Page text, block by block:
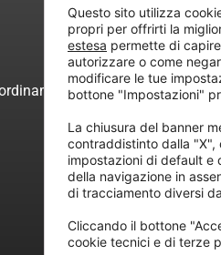
di “Project
Questo sito utilizza
propri per offrirti la
estesa permette di
autorizzare o come
modificare le tue
bottone "Impostazioni"
La chiusura del banner
contraddistinto dalla "X",
impostazioni di default e
della navigazione in
di tracciamento diversi
Cliccando il bottone
cookie tecnici e di terze